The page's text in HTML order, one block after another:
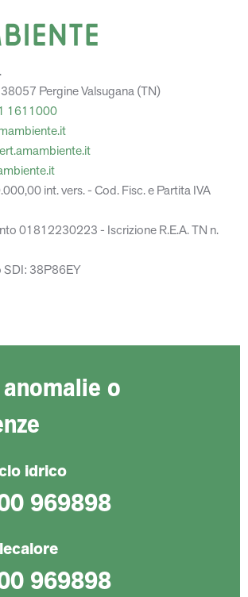
Pergine Valsugana (TN)
1611000
int. vers. - Cod. Fisc. e Partita IVA
01812230223 - Iscrizione R.E.A. TN n.
SDI: 38P86EY
o
idrico
969898
969898